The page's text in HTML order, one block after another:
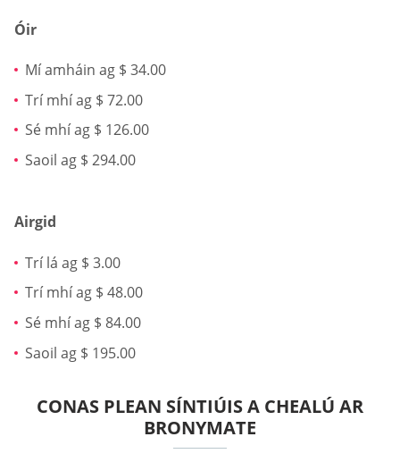
Óir
Mí amháin ag $ 34.00
Trí mhí ag $ 72.00
Sé mhí ag $ 126.00
Saoil ag $ 294.00
Airgid
Trí lá ag $ 3.00
Trí mhí ag $ 48.00
Sé mhí ag $ 84.00
Saoil ag $ 195.00
CONAS PLEAN SÍNTIÚIS A CHEALÚ AR
BRONYMATE